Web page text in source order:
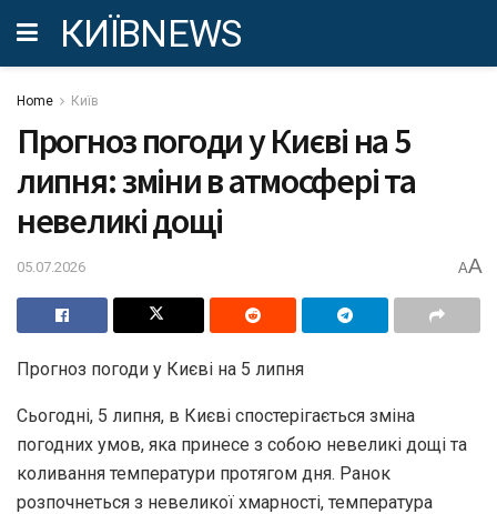
КИЇВNEWS
Home Київ
Прогноз погоди у Києві на 5
липня: зміни в атмосфері та
невеликі дощі
05.07.2026 AA
Прогноз погоди у Києві на 5 липня
Сьогодні, 5 липня, в Києві спостерігається зміна
погодних умов, яка принесе з собою невеликі дощі та
коливання температури протягом дня. Ранок
розпочнеться з невеликої хмарності, температура